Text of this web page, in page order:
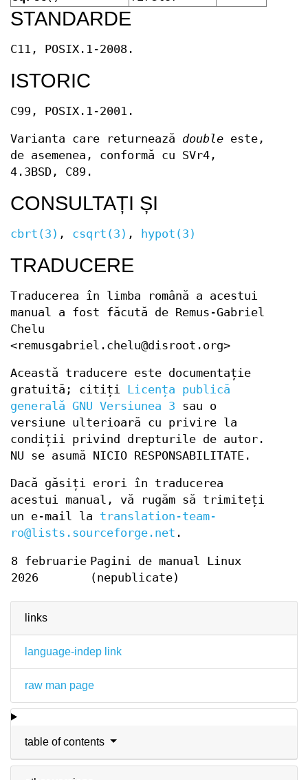
links
language-indep link
raw man page
table of contents
STANDARDE
C11, POSIX.1-2008.
ISTORIC
C99, POSIX.1-2001.
Varianta care returnează double este,
de asemenea, conformă cu SVr4,
4.3BSD, C89.
CONSULTAȚI ȘI
cbrt(3) , csqrt(3) , hypot(3)
TRADUCERE
Traducerea în limba română a acestui
manual a fost făcută de Remus-Gabriel
Chelu
<remusgabriel.chelu@disroot.org>
Această traducere este documentație
gratuită; citiți Licența publică
generală GNU Versiunea 3 sau o
versiune ulterioară cu privire la
condiții privind drepturile de autor.
NU se asumă NICIO RESPONSABILITATE.
Dacă găsiți erori în traducerea
acestui manual, vă rugăm să trimiteți
un e-mail la translation-team-
ro@lists.sourceforge.net .
8 februarie
2026
Pagini de manual Linux
(nepublicate)